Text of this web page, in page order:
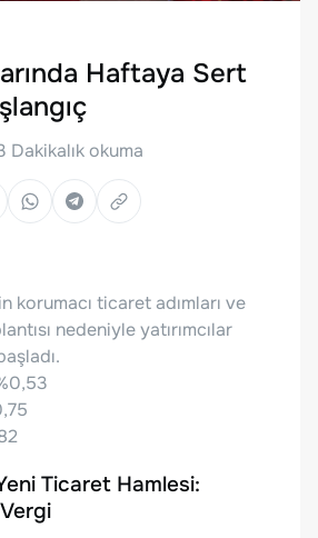
Haftaya Sert
Dakikalık okuma
korumacı ticaret adımları ve
nedeniyle yatırımcılar
Ticaret Hamlesi: